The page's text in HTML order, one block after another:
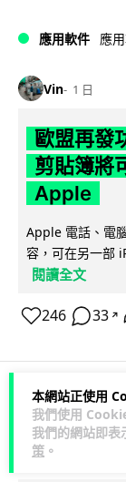
本網站正使用
我們使用
我們的網站即表
策 。
應用軟件 應
Vin 1 日
歐盟再發
剪貼簿將
Apple
Apple 電話、電
容，可在另一部
閱讀全文
246 33 ↗
3C科技 數碼
Vin